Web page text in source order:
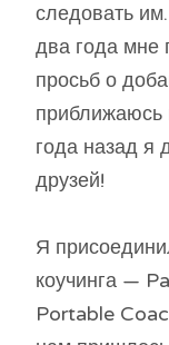
следовать
два года мне
просьб о
приближаюсь
года назад я
друзей!
Я
коучинга —
Portable